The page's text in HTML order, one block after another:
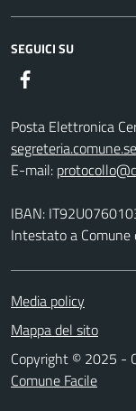
SEGUICI SU
Posta Elettronica
E-mail:
IBAN:
Intestato a Comune
Media policy
Mappa del sito
Copyright © 2025 -
Comune Facile